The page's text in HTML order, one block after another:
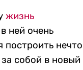
жизнь
ней очень
нечто
собой в новый